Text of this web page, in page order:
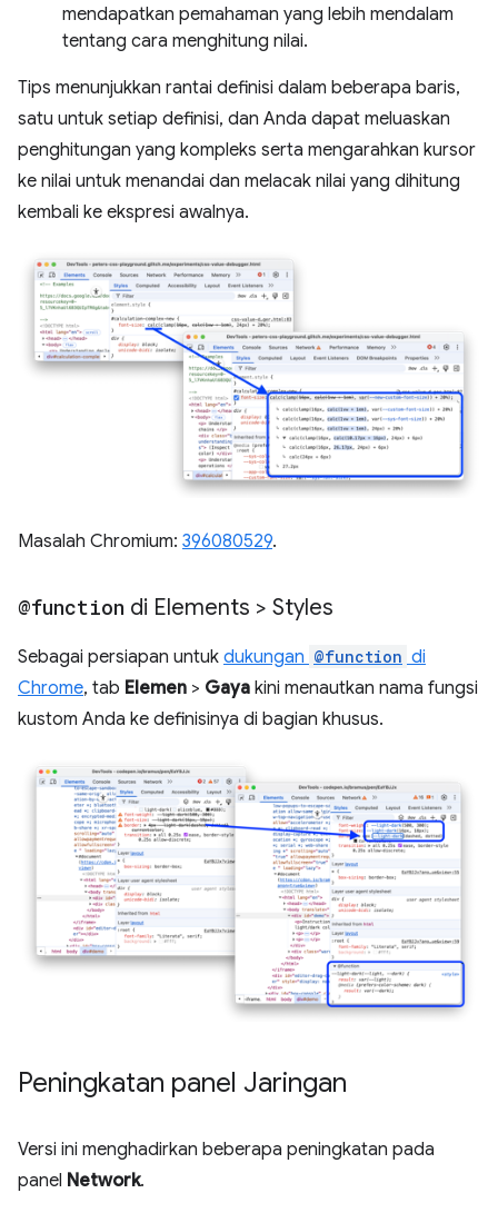
mendapatkan pemahaman yang lebih mendalam
tentang cara menghitung nilai.
Tips menunjukkan rantai definisi dalam beberapa baris,
satu untuk setiap definisi, dan Anda dapat meluaskan
penghitungan yang kompleks serta mengarahkan kursor
ke nilai untuk menandai dan melacak nilai yang dihitung
kembali ke ekspresi awalnya.
Masalah Chromium: 396080529.
@function di Elements > Styles
Sebagai persiapan untuk dukungan @function di
Chrome, tab Elemen > Gaya kini menautkan nama fungsi
kustom Anda ke definisinya di bagian khusus.
Peningkatan panel Jaringan
Versi ini menghadirkan beberapa peningkatan pada
panel Network.